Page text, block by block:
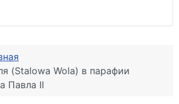
(Stalowa Wola) в парафии
Павла II